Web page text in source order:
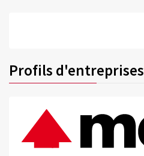
Profils d'entreprises